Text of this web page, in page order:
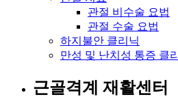
관절 비수술 요법
관절 수술 요법
하지불안 클리닉
만성 및 난치성 통증 클
근골격계 재활센터